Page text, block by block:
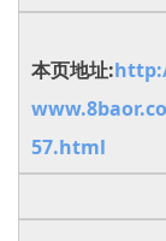
本页地址:
57.html